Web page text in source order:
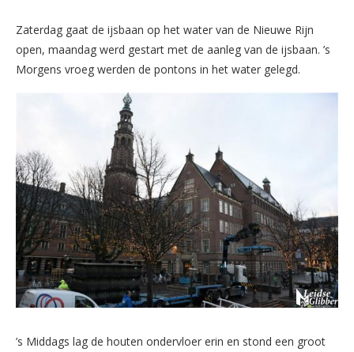
Zaterdag gaat de ijsbaan op het water van de Nieuwe Rijn
open, maandag werd gestart met de aanleg van de ijsbaan. ’s
Morgens vroeg werden de pontons in het water gelegd.
’s Middags lag de houten ondervloer erin en stond een groot